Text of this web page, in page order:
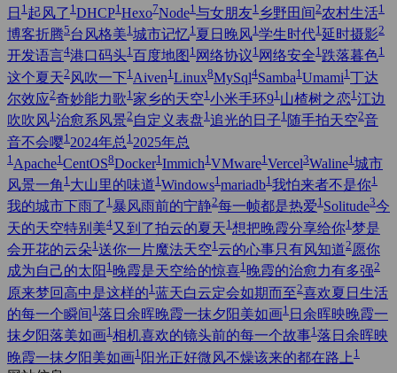
日 1 起风了 1 DHCP1 Hexo7Node1 与女朋友1 乡野田间 2农村生活1
博客折腾5台风格美1 城市记忆1 夏日晚风1 学生时代1 延时摄影2
开发语言4港口码头1 百度地图 1 网络协议1 网络安全1 跌落暮色1
这个夏天2 风吹一下1 Aiven1 Linux8MySql4Samba1 Umami1 丁达
尔效应2奇妙能力歌1 家乡的天空1 小米手环91 山楂树之恋1 江边
吹吹风1 治愈系风景2 自定义表盘1 追光的日子1 随手拍天空2音
音不会嘤1 2024年总 1 2025年总
1 Apache1 CentOS8Docker1 Immich1 VMware1 Vercel3Waline1 城市
风景一角 1 大山里的味道1 Windows1 mariadb1 我怕来者不是你1
我的城市下雨了 1暴风雨前的宁静2每一帧都是热爱1Solitude3今
天的天空特别美4又到了拍云的夏天1 想把晚霞分享给你1 梦是
会开花的云朵1 送你一片魔法天空1 云的心事只有风知道2愿你
成为自己的太阳 1晚霞是天空给的惊喜1晚霞的治愈力有多强2
原来梦回高中是这样的1 蓝天白云定会如期而至2喜欢夏日生活
的每一个瞬间 1 落日余晖晚霞一抹夕阳美如画1 日余晖映晚霞一
抹夕阳落美如画1相机喜欢的镜头前的每一个故事1落日余晖映
晚霞一抹夕阳美如画1 阳光正好微风不燥该来的都在路上 1